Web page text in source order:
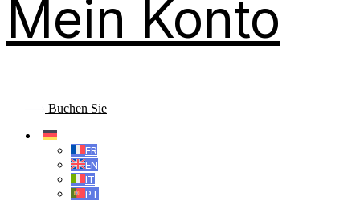
Mein Konto
Buchen Sie
FR
EN
IT
PT